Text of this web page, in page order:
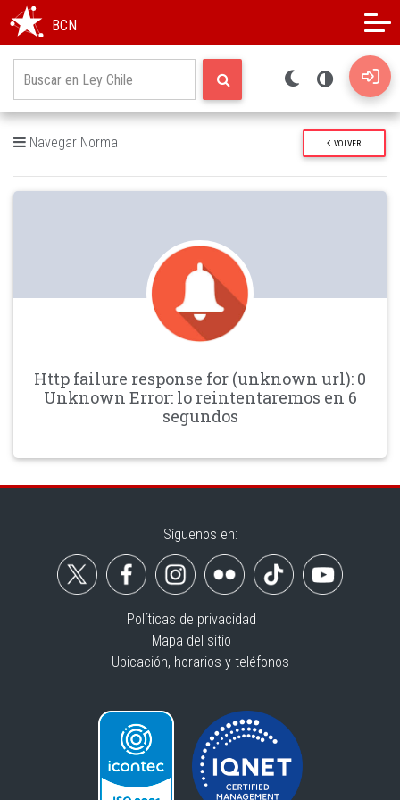
BCN
Navegar Norma VOLVER
Http failure response for (unknown url): 0
Unknown Error: lo reintentaremos en 6
segundos
Síguenos en:
Políticas de privacidad
Mapa del sitio
Ubicación, horarios y teléfonos